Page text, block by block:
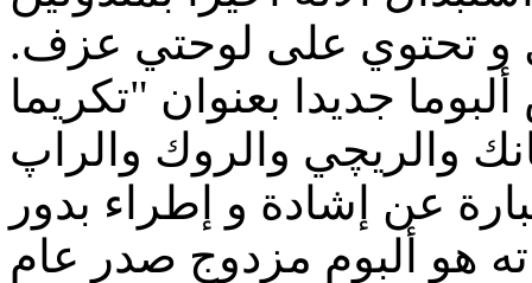
و تحتوي على لوحتي عزف.
ألبوما جديدا بعنوان "تكريما
والريچي والروك والراپ
عن إشادة و إطراء بدور
هو ألبوم مزدوج صدر عام